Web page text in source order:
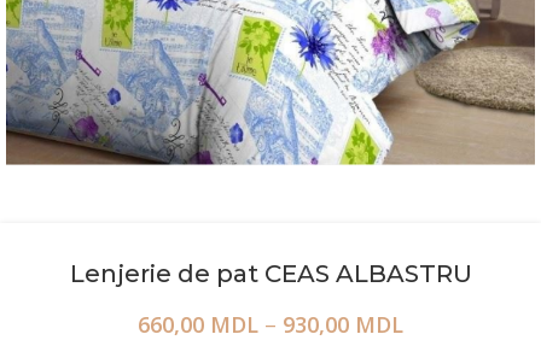
Lenjerie de pat CEAS ALBASTRU
660,00 MDL – 930,00 MDL